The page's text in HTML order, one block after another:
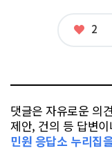
좋
2
댓글은 자유로운 의
제안, 건의 등 답변
민원 응답소 누리집